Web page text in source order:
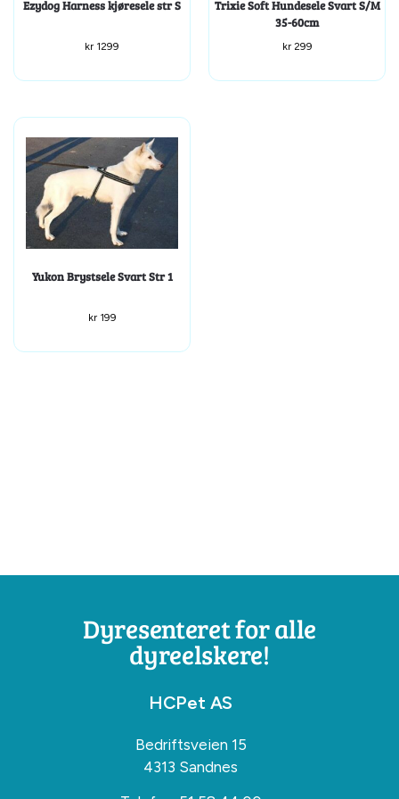
Ezydog Harness kjøresele str S
kr 1299
Trixie Soft Hundesele Svart S/M
35-60cm
kr299
Yukon Brystsele Svart Str 1
kr199
Dyresenteret for alle
dyreelskere!
HCPet AS
Bedriftsveien 15
4313 Sandnes